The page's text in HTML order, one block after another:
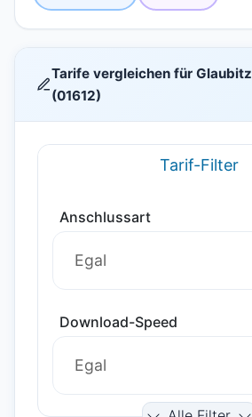
Tarife vergleichen für Glaubitz
(01612)